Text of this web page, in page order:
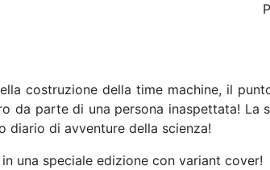
costruzione della time machine, il
da parte di una persona inaspettata! La
diario di avventure della scienza!
una speciale edizione con variant cover!